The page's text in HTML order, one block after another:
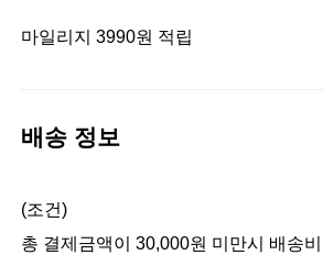
마일리지 3990원 적립
배송 정보
(조건)
총 결제금액이 30,000원 미만시 배송